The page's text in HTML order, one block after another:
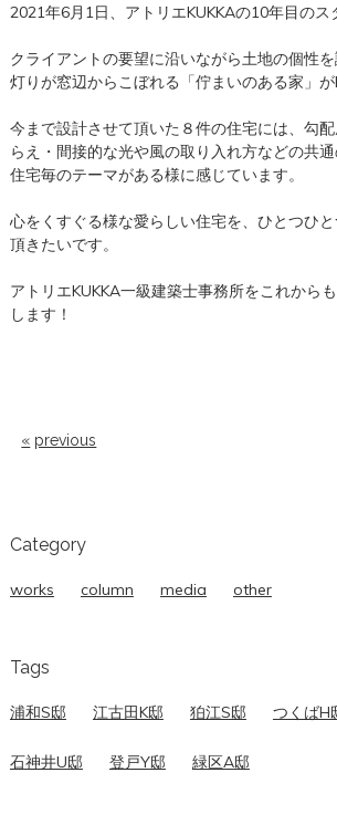
2021年6月1日、アトリエKUKKAの10年目のス
クライアントの要望に沿いながら土地の個性
灯りが窓辺からこぼれる「佇まいのある家」が
今まで設計させて頂いた８件の住宅には、勾
らえ・間接的な光や風の取り入れ方などの共
住宅毎のテーマがある様に感じています。
心をくすぐる様な愛らしい住宅を、ひとつひ
頂きたいです。
アトリエKUKKA一級建築士事務所をこれから
します！
previous
Category
works column media other
Tags
浦和S邸 江古田K邸 狛江S邸 つくばH
石神井U邸 登戸Y邸 緑区A邸